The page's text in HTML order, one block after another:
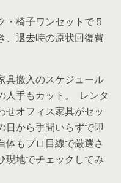
・椅子ワンセットで５
、退去時の原状回復費
具搬入のスケジュール
人手もカット。 レンタ
せオフィス家具がセッ
日から手間いらずで即
体もプロ目線で厳選さ
現地でチェックしてみ